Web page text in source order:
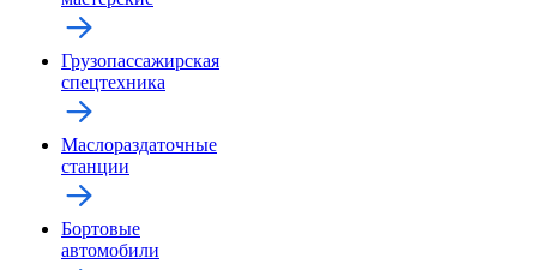
Грузопассажирская
спецтехника
Маслораздаточные
станции
Бортовые
автомобили